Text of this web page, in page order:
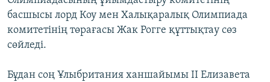
басшысы лорд Коу мен Халықаралық Олимпиада
комитетінің төрағасы Жак Рогге құттықтау сөз
сөйледі.
Бұдан соң Ұлыбритания ханшайымы ІІ Елизавета